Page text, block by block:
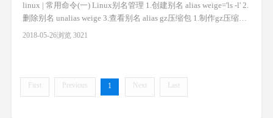
linux | 常用命令(一) Linux别名管理 1.创建别名 alias weige='ls -l' 2.
删除别名 unalias weige 3.查看别名 alias gz压缩包 1.制作gz压缩包
tar czf file.tar.gz file1 file2 2.gz压缩包解压 tar xzf file.tar.gz 3.查看
2018-05-26浏览 3021
First Previous 1 Next Last